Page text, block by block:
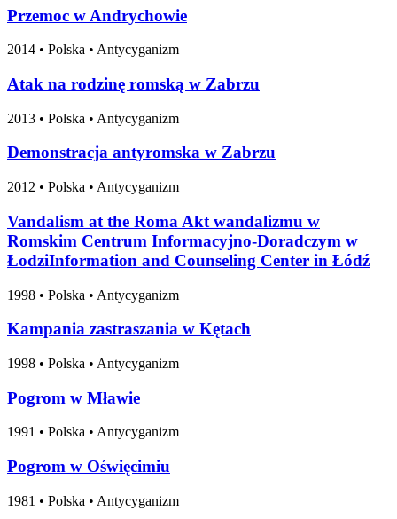
Przemoc w Andrychowie
2014 • Polska • Antycyganizm
Atak na rodzinę romską w Zabrzu
2013 • Polska • Antycyganizm
Demonstracja antyromska w Zabrzu
2012 • Polska • Antycyganizm
Vandalism at the Roma Akt wandalizmu w
Romskim Centrum Informacyjno-Doradczym w
ŁodziInformation and Counseling Center in Łódź
1998 • Polska • Antycyganizm
Kampania zastraszania w Kętach
1998 • Polska • Antycyganizm
Pogrom w Mławie
1991 • Polska • Antycyganizm
Pogrom w Oświęcimiu
1981 • Polska • Antycyganizm